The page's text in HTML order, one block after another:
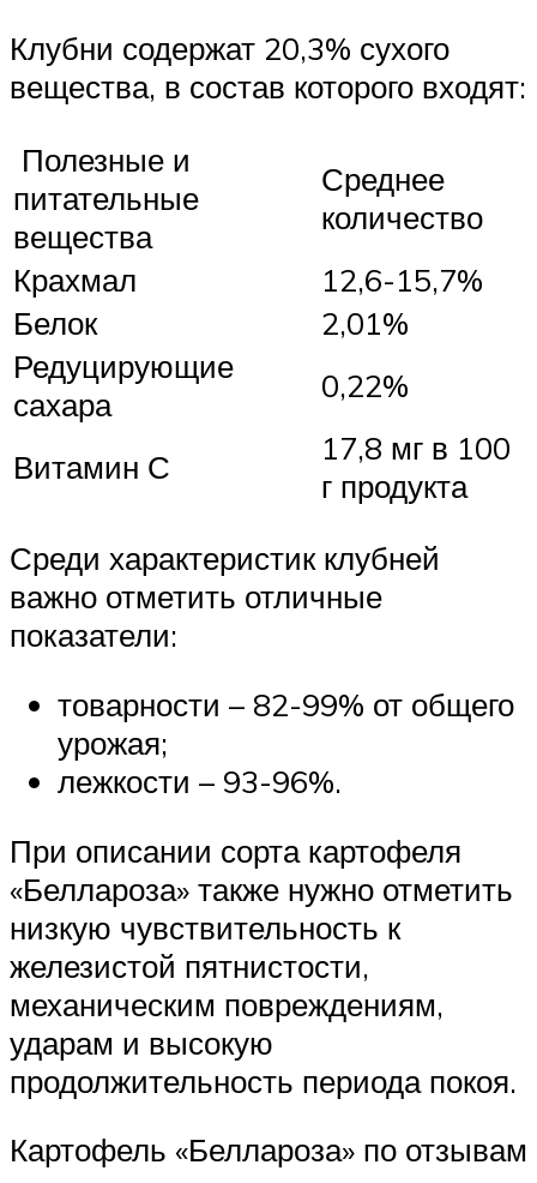
Клубни содержат 20,3% сухого
вещества, в состав которого входят:
Полезные и
питательные
вещества
Среднее
количество
Крахмал
12,6-15,7%
Белок
2,01%
Редуцирующие
сахара
0,22%
Витамин С
17,8 мг в 100
г продукта
Среди характеристик клубней
важно отметить отличные
показатели:
товарности – 82-99% от общего
урожая;
лежкости – 93-96%.
При описании сорта картофеля
«Беллароза» также нужно отметить
низкую чувствительность к
железистой пятнистости,
механическим повреждениям,
ударам и высокую
продолжительность периода покоя.
Картофель «Беллароза» по отзывам